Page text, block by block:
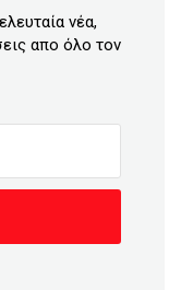
νέα,
απο όλο τον